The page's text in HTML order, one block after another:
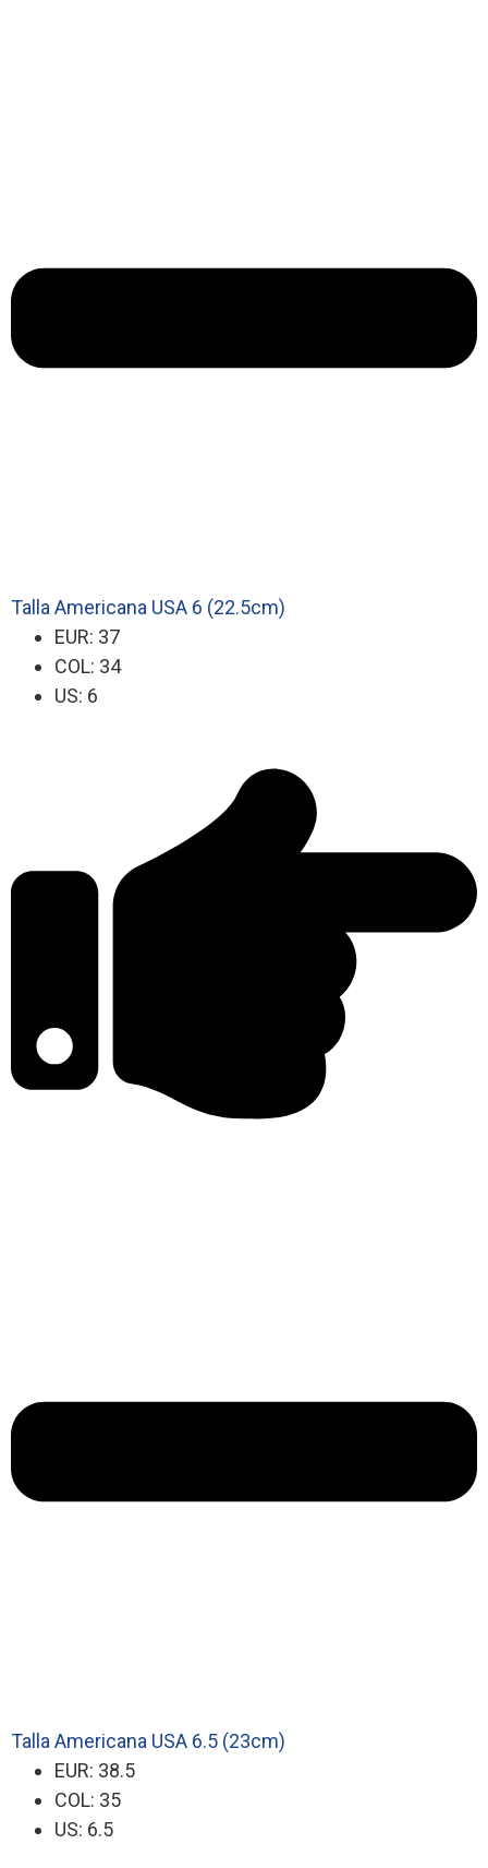
Talla Americana USA 6 (22.5cm)
EUR: 37
COL: 34
US: 6
Talla Americana USA 6.5 (23cm)
EUR: 38.5
COL: 35
US: 6.5